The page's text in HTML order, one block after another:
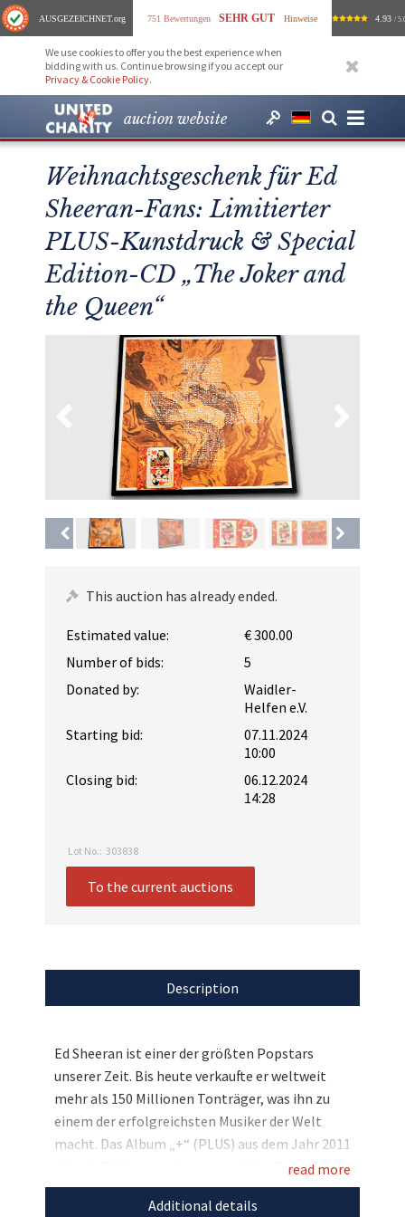
AUSGEZEICHNET.org 751 Bewertungen SEHR GUT Hinweise 4.93 /
We use cookies to offer you the best experience when
bidding with us. Continue browsing if you accept our
Privacy & Cookie Policy.
auction website
Weihnachtsgeschenk für Ed
Sheeran-Fans: Limitierter
PLUS-Kunstdruck & Special
Edition-CD „The Joker and
the Queen“
This auction has already ended.
Estimated value:
€ 300.00
Number of bids:
5
Donated by:
Waidler-
Helfen e.V.
Starting bid:
07.11.2024
10:00
Closing bid:
06.12.2024
14:28
Lot No.: 303838
To the current auctions
Description
Ed Sheeran ist einer der größten Popstars
unserer Zeit. Bis heute verkaufte er weltweit
mehr als 150 Millionen Tonträger, was ihn zu
einem der erfolgreichsten Musiker der Welt
macht. Das Album „+“ (PLUS) aus dem Jahr 2011
gilt als Ed Sheerans kommerzieller Durchbruch
und war unglaubliche 440 Wochen in den
britischen Album-Charts. „Plus“ erhielt
read more
Additional details